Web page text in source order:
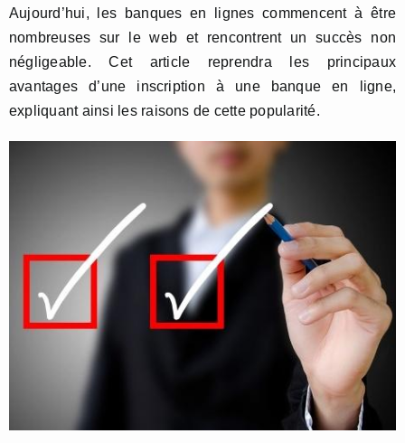
Aujourd’hui, les banques en lignes commencent à être
nombreuses sur le web et rencontrent un succès non
négligeable. Cet article reprendra les principaux
avantages d’une inscription à une banque en ligne,
expliquant ainsi les raisons de cette popularité.